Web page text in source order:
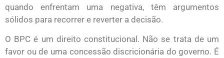
quando enfrentam uma negativa, têm argumentos
sólidos para recorrer e reverter a decisão.
O BPC é um direito constitucional. Não se trata de um
favor ou de uma concessão discricionária do governo. É